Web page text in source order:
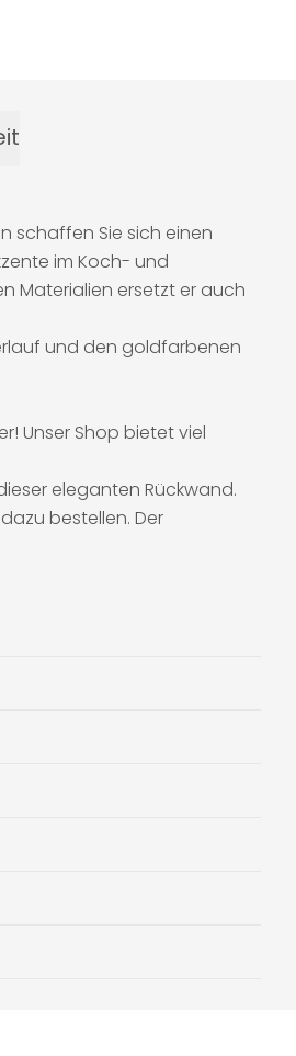
schaffen Sie sich einen
im Koch- und
Materialien ersetzt er auch
und den goldfarbenen
Unser Shop bietet viel
eleganten Rückwand.
bestellen. Der